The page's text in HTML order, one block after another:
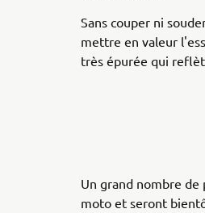
Sans couper ni
mettre en valeur
très épurée qui
Un grand nombre de
moto et seront